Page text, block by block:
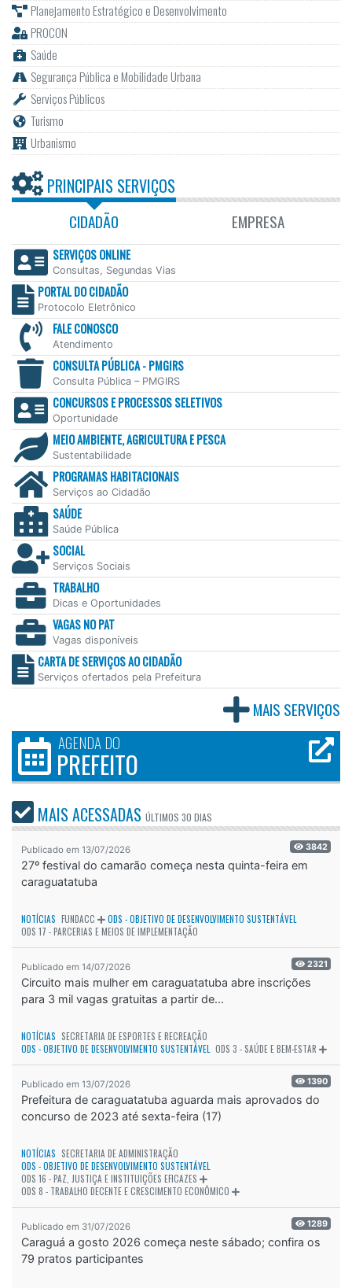
Planejamento Estratégico e Desenvolvimento
PROCON
Saúde
Segurança Pública e Mobilidade Urbana
Serviços Públicos
Turismo
Urbanismo
PRINCIPAIS SERVIÇOS
CIDADÃO EMPRESA
SERVIÇOS ONLINE
Consultas, Segundas Vias
PORTAL DO CIDADÃO
Protocolo Eletrônico
FALE CONOSCO
Atendimento
CONSULTA PÚBLICA - PMGIRS
Consulta Pública – PMGIRS
CONCURSOS E PROCESSOS SELETIVOS
Oportunidade
MEIO AMBIENTE, AGRICULTURA E PESCA
Sustentabilidade
PROGRAMAS HABITACIONAIS
Serviços ao Cidadão
SAÚDE
Saúde Pública
SOCIAL
Serviços Sociais
TRABALHO
Dicas e Oportunidades
VAGAS NO PAT
Vagas disponíveis
CARTA DE SERVIÇOS AO CIDADÃO
Serviços ofertados pela Prefeitura
MAIS SERVIÇOS
AGENDA DO
PREFEITO
MAIS ACESSADAS ÚLTIMOS 30 DIAS
Publicado em 13/07/2026 3842
27º festival do camarão começa nesta quinta-feira em
caraguatatuba
NOTÍCIAS FUNDACC
ODS - OBJETIVO DE DESENVOLVIMENTO SUSTENTÁVEL
ODS 17 - PARCERIAS E MEIOS DE IMPLEMENTAÇÃO
Publicado em 14/07/2026 2321
Circuito mais mulher em caraguatatuba abre inscrições
para 3 mil vagas gratuitas a partir de...
NOTÍCIAS SECRETARIA DE ESPORTES E RECREAÇÃO
ODS - OBJETIVO DE DESENVOLVIMENTO SUSTENTÁVEL ODS 3 - SAÚDE E BEM-ESTAR
Publicado em 13/07/2026 1390
Prefeitura de caraguatatuba aguarda mais aprovados do
concurso de 2023 até sexta-feira (17)
NOTÍCIAS SECRETARIA DE ADMINISTRAÇÃO
ODS - OBJETIVO DE DESENVOLVIMENTO SUSTENTÁVEL
ODS 16 - PAZ, JUSTIÇA E INSTITUIÇÕES EFICAZES
ODS 8 - TRABALHO DECENTE E CRESCIMENTO ECONÔMICO
Publicado em 31/07/2026 1289
Caraguá a gosto 2026 começa neste sábado; confira os
79 pratos participantes